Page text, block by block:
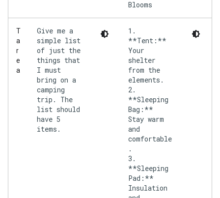
T
a
r
e
a
Give me a
simple list
of just the
things that
I must
bring on a
camping
trip. The
list should
have 5
items.
1.
**Tent:**
Your
shelter
from the
elements.
2.
**Sleeping
Bag:**
Stay warm
and
comfortable
.
3.
**Sleeping
Pad:**
Insulation